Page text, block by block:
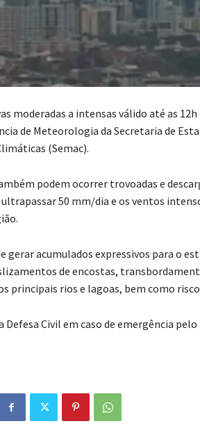
moderadas a intensas válido até as
de Meteorologia da Secretaria de
(Semac).
podem ocorrer trovoadas e
50 mm/dia e os ventos
gerar acumulados expressivos para o
de encostas,
principais rios e lagoas, bem como
Defesa Civil em caso de emergência